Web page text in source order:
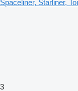
3